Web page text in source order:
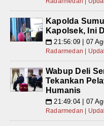
Kapolda
Kapolsek, Ini
📅 21:56:09 | 07
Radarmedan |
Wabup Deli
Tekankan
Humanis
📅 21:49:04 | 07
Radarmedan |